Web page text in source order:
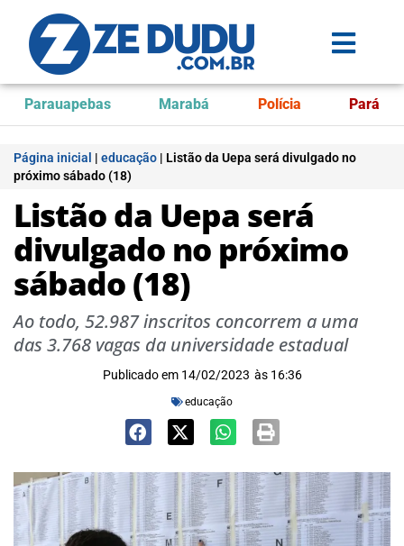
Parauapebas Marabá Polícia Pará
Página inicial | educação | Listão da Uepa será divulgado no
próximo sábado (18)
Listão da Uepa será
divulgado no próximo
sábado (18)
Ao todo, 52.987 inscritos concorrem a uma
das 3.768 vagas da universidade estadual
Publicado em 14/02/2023 às 16:36
educação